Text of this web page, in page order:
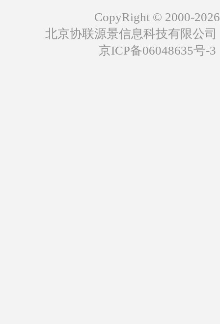
CopyRight © 2000-2026
北京协联源景信息科技有限公
京ICP备06048635号-3